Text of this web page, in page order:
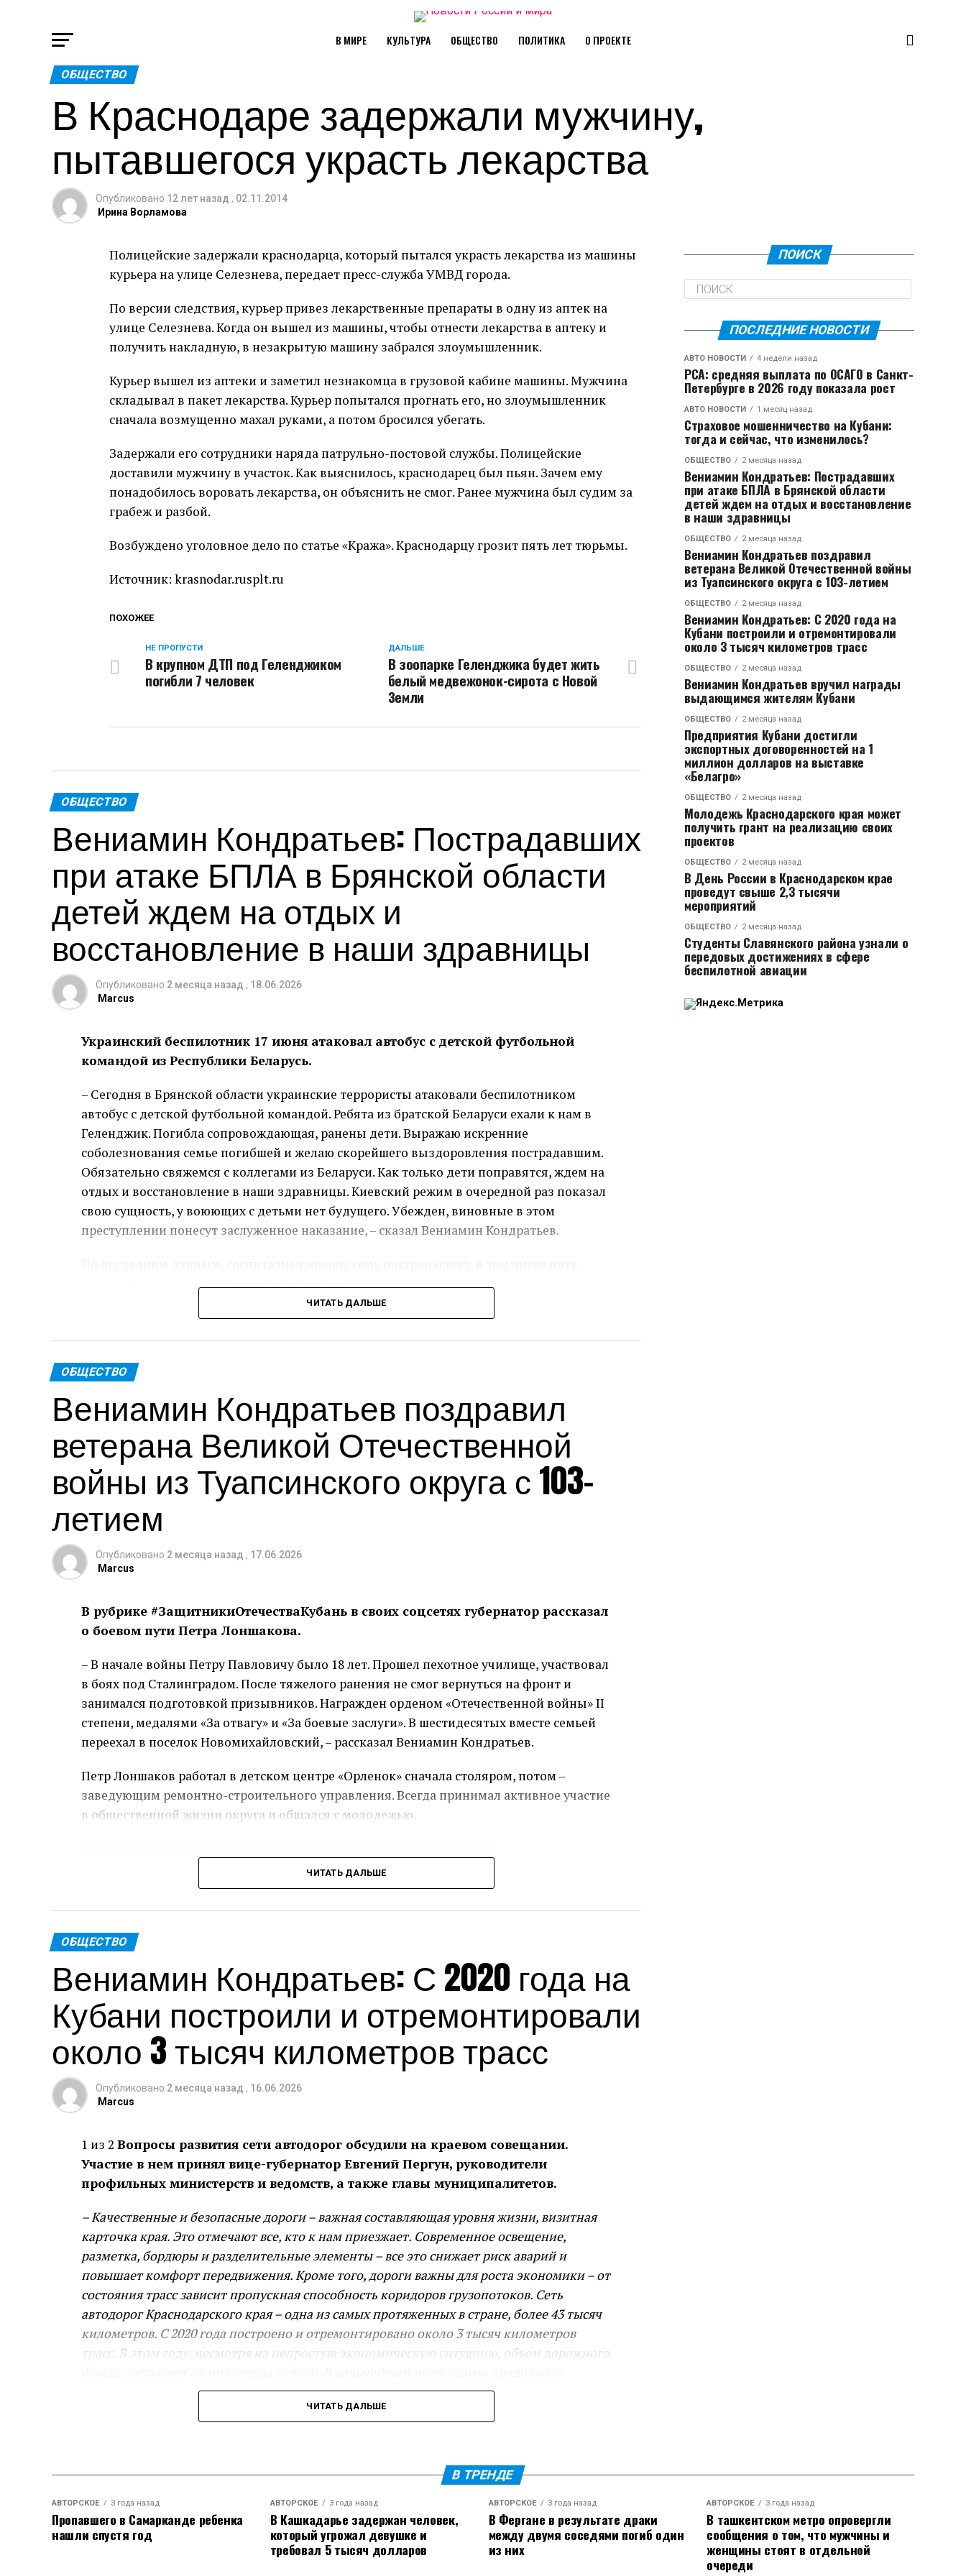
В МИРЕ КУЛЬТУРА ОБЩЕСТВО ПОЛИТИКА О ПРОЕКТЕ
ОБЩЕСТВО
В Краснодаре задержали мужчину,
пытавшегося украсть лекарства
Опубликовано 12 лет назад , 02.11.2014
Ирина Ворламова
Полицейские задержали краснодарца, который пытался украсть лекарства из машины
курьера на улице Селезнева, передает пресс-служба УМВД города.
По версии следствия, курьер привез лекарственные препараты в одну из аптек на
улице Селезнева. Когда он вышел из машины, чтобы отнести лекарства в аптеку и
получить накладную, в незакрытую машину забрался злоумышленник.
Курьер вышел из аптеки и заметил незнакомца в грузовой кабине машины. Мужчина
складывал в пакет лекарства. Курьер попытался прогнать его, но злоумышленник
сначала возмущенно махал руками, а потом бросился убегать.
Задержали его сотрудники наряда патрульно-постовой службы. Полицейские
доставили мужчину в участок. Как выяснилось, краснодарец был пьян. Зачем ему
понадобилось воровать лекарства, он объяснить не смог. Ранее мужчина был судим за
грабеж и разбой.
Возбуждено уголовное дело по статье «Кража». Краснодарцу грозит пять лет тюрьмы.
Источник: krasnodar.rusplt.ru
ПОХОЖЕЕ
ДАЛЬШЕ
В зоопарке Геленджика будет жить
белый медвежонок-сирота с Новой
Земли
НЕ ПРОПУСТИ
В крупном ДТП под Геленджиком
погибли 7 человек
ОБЩЕСТВО
Вениамин Кондратьев: Пострадавших
при атаке БПЛА в Брянской области
детей ждем на отдых и
восстановление в наши здравницы
Опубликовано 2 месяца назад , 18.06.2026
Marcus
Украинский беспилотник 17 июня атаковал автобус с детской футбольной
командой из Республики Беларусь.
– Сегодня в Брянской области украинские террористы атаковали беспилотником
автобус с детской футбольной командой. Ребята из братской Беларуси ехали к нам в
Геленджик. Погибла сопровождающая, ранены дети. Выражаю искренние
соболезнования семье погибшей и желаю скорейшего выздоровления пострадавшим.
Обязательно свяжемся с коллегами из Беларуси. Как только дети поправятся, ждем на
отдых и восстановление в наши здравницы. Киевский режим в очередной раз показал
свою сущность, у воюющих с детьми нет будущего. Убежден, виновные в этом
преступлении понесут заслуженное наказание, – сказал Вениамин Кондратьев.
детей. Им оказывают медицинскую помощь.
Пресс-служба администрации Краснодарского края
ЧИТАТЬ ДАЛЬШЕ
ОБЩЕСТВО
Вениамин Кондратьев поздравил
ветерана Великой Отечественной
войны из Туапсинского округа с 103-
летием
Опубликовано 2 месяца назад , 17.06.2026
Marcus
В рубрике #ЗащитникиОтечестваКубань в своих соцсетях губернатор рассказал
о боевом пути Петра Лоншакова.
– В начале войны Петру Павловичу было 18 лет. Прошел пехотное училище, участвовал
в боях под Сталинградом. После тяжелого ранения не смог вернуться на фронт и
занимался подготовкой призывников. Награжден орденом «Отечественной войны» II
степени, медалями «За отвагу» и «За боевые заслуги». В шестидесятых вместе семьей
переехал в поселок Новомихайловский, – рассказал Вениамин Кондратьев.
Петр Лоншаков работал в детском центре «Орленок» сначала столяром, потом –
заведующим ремонтно-строительного управления. Всегда принимал активное участие
в общественной жизни округа и общался с молодежью.
Пресс-служба администрации Краснодарского края
Теги: Губернатор
ЧИТАТЬ ДАЛЬШЕ
ОБЩЕСТВО
Вениамин Кондратьев: С 2020 года на
Кубани построили и отремонтировали
около 3 тысяч километров трасс
Опубликовано 2 месяца назад , 16.06.2026
Marcus
1 из 2 Вопросы развития сети автодорог обсудили на краевом совещании.
Участие в нем принял вице-губернатор Евгений Пергун, руководители
профильных министерств и ведомств, а также главы муниципалитетов.
– Качественные и безопасные дороги – важная составляющая уровня жизни, визитная
карточка края. Это отмечают все, кто к нам приезжает. Современное освещение,
разметка, бордюры и разделительные элементы – все это снижает риск аварий и
повышает комфорт передвижения. Кроме того, дороги важны для роста экономики – от
состояния трасс зависит пропускная способность коридоров грузопотоков. Сеть
автодорог Краснодарского края – одна из самых протяженных в стране, более 43 тысяч
километров. С 2020 года построено и отремонтировано около 3 тысяч километров
трасс. В этом году, несмотря на непростую экономическую ситуацию, объем дорожного
строительство и реконструкцию: в планах – новые обходы, в том числе станицы
Ленинградской и города Тимашевска, а также другие важные проекты, – сказал
Евгений Пергун рассказал о ремонте региональных дорог. С 2020 по 2026 год построили
и реконструировали 67 км краевых трасс, 2,5 км мостов и путепроводов.
– Строительство обходов станицы Ленинградской и города Тимашевска – это наш
региональный вклад в опорную дорожную сеть. Обход Тимашевска на стадии 70
процентов готовности, полностью планируем завершить объект в 2027 году, – доложил
ЧИТАТЬ ДАЛЬШЕ
ПОИСК
ПОСЛЕДНИЕ НОВОСТИ
АВТО НОВОСТИ 4 недели назад
РСА: средняя выплата по ОСАГО в Санкт-
Петербурге в 2026 году показала рост
АВТО НОВОСТИ 1 месяц назад
Страховое мошенничество на Кубани:
тогда и сейчас, что изменилось?
ОБЩЕСТВО 2 месяца назад
Вениамин Кондратьев: Пострадавших
при атаке БПЛА в Брянской области
детей ждем на отдых и восстановление
в наши здравницы
ОБЩЕСТВО 2 месяца назад
Вениамин Кондратьев поздравил
ветерана Великой Отечественной войны
из Туапсинского округа с 103-летием
ОБЩЕСТВО 2 месяца назад
Вениамин Кондратьев: С 2020 года на
Кубани построили и отремонтировали
около 3 тысяч километров трасс
ОБЩЕСТВО 2 месяца назад
Вениамин Кондратьев вручил награды
выдающимся жителям Кубани
ОБЩЕСТВО 2 месяца назад
Предприятия Кубани достигли
экспортных договоренностей на 1
миллион долларов на выставке
«Белагро»
ОБЩЕСТВО 2 месяца назад
Молодежь Краснодарского края может
получить грант на реализацию своих
проектов
ОБЩЕСТВО 2 месяца назад
В День России в Краснодарском крае
проведут свыше 2,3 тысячи
мероприятий
ОБЩЕСТВО 2 месяца назад
Студенты Славянского района узнали о
передовых достижениях в сфере
беспилотной авиации
В ТРЕНДЕ
АВТОРСКОЕ 3 года назад
Пропавшего в Самарканде ребенка
нашли спустя год
АВТОРСКОЕ 3 года назад
В Кашкадарье задержан человек,
который угрожал девушке и
требовал 5 тысяч долларов
АВТОРСКОЕ 3 года назад
В Фергане в результате драки
между двумя соседями погиб один
из них
АВТОРСКОЕ 3 года назад
В ташкентском метро опровергли
сообщения о том, что мужчины и
женщины стоят в отдельной
очереди